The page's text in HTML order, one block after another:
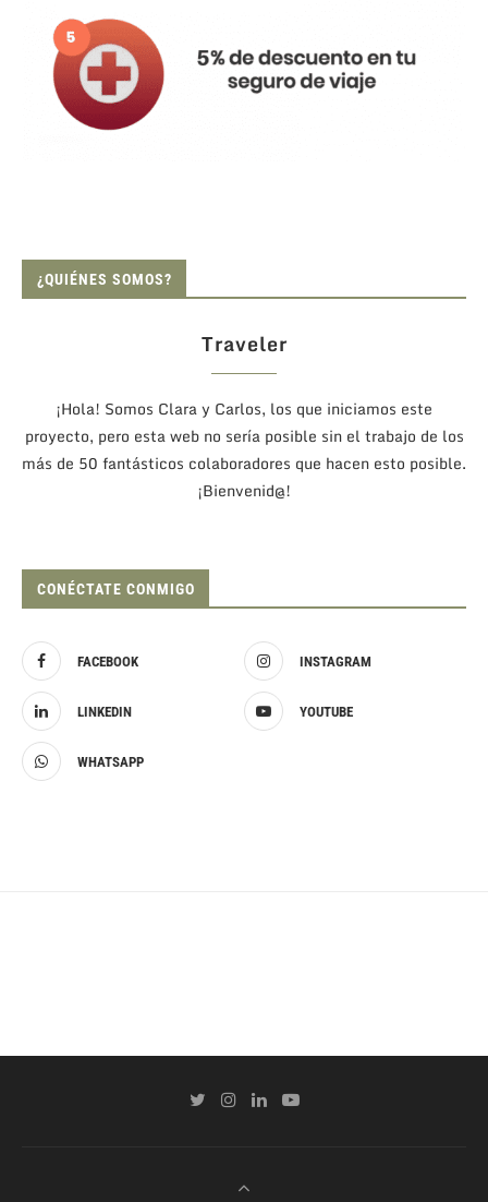
¿QUIÉNES SOMOS?
Traveler
¡Hola! Somos Clara y Carlos, los que iniciamos este
proyecto, pero esta web no sería posible sin el trabajo de los
más de 50 fantásticos colaboradores que hacen esto posible.
¡Bienvenid@!
CONÉCTATE CONMIGO
FACEBOOK INSTAGRAM
LINKEDIN YOUTUBE
WHATSAPP